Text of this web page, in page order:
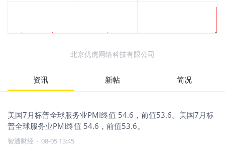
北京优虎网络科技有限公司
资讯 新帖 简况
美国7月标普全球服务业PMI终值 54.6，前值53.6。美国7月标
普全球服务业PMI终值 54.6，前值53.6。
智通财经 · 08-05 13:45